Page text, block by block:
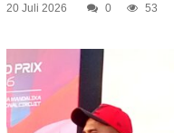
20 Juli 2026 0 53